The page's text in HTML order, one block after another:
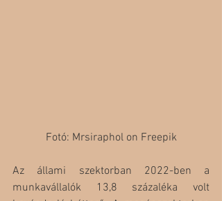
Fotó: Mrsiraphol on Freepik
Az állami szektorban 2022-ben a
munkavállalók 13,8 százaléka volt